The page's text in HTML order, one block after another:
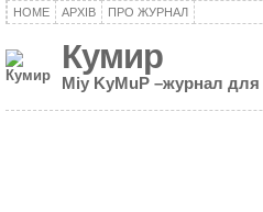
HOME АРХІВ ПРО ЖУРНАЛ
Кумир
Miy KyMuP –журнал для